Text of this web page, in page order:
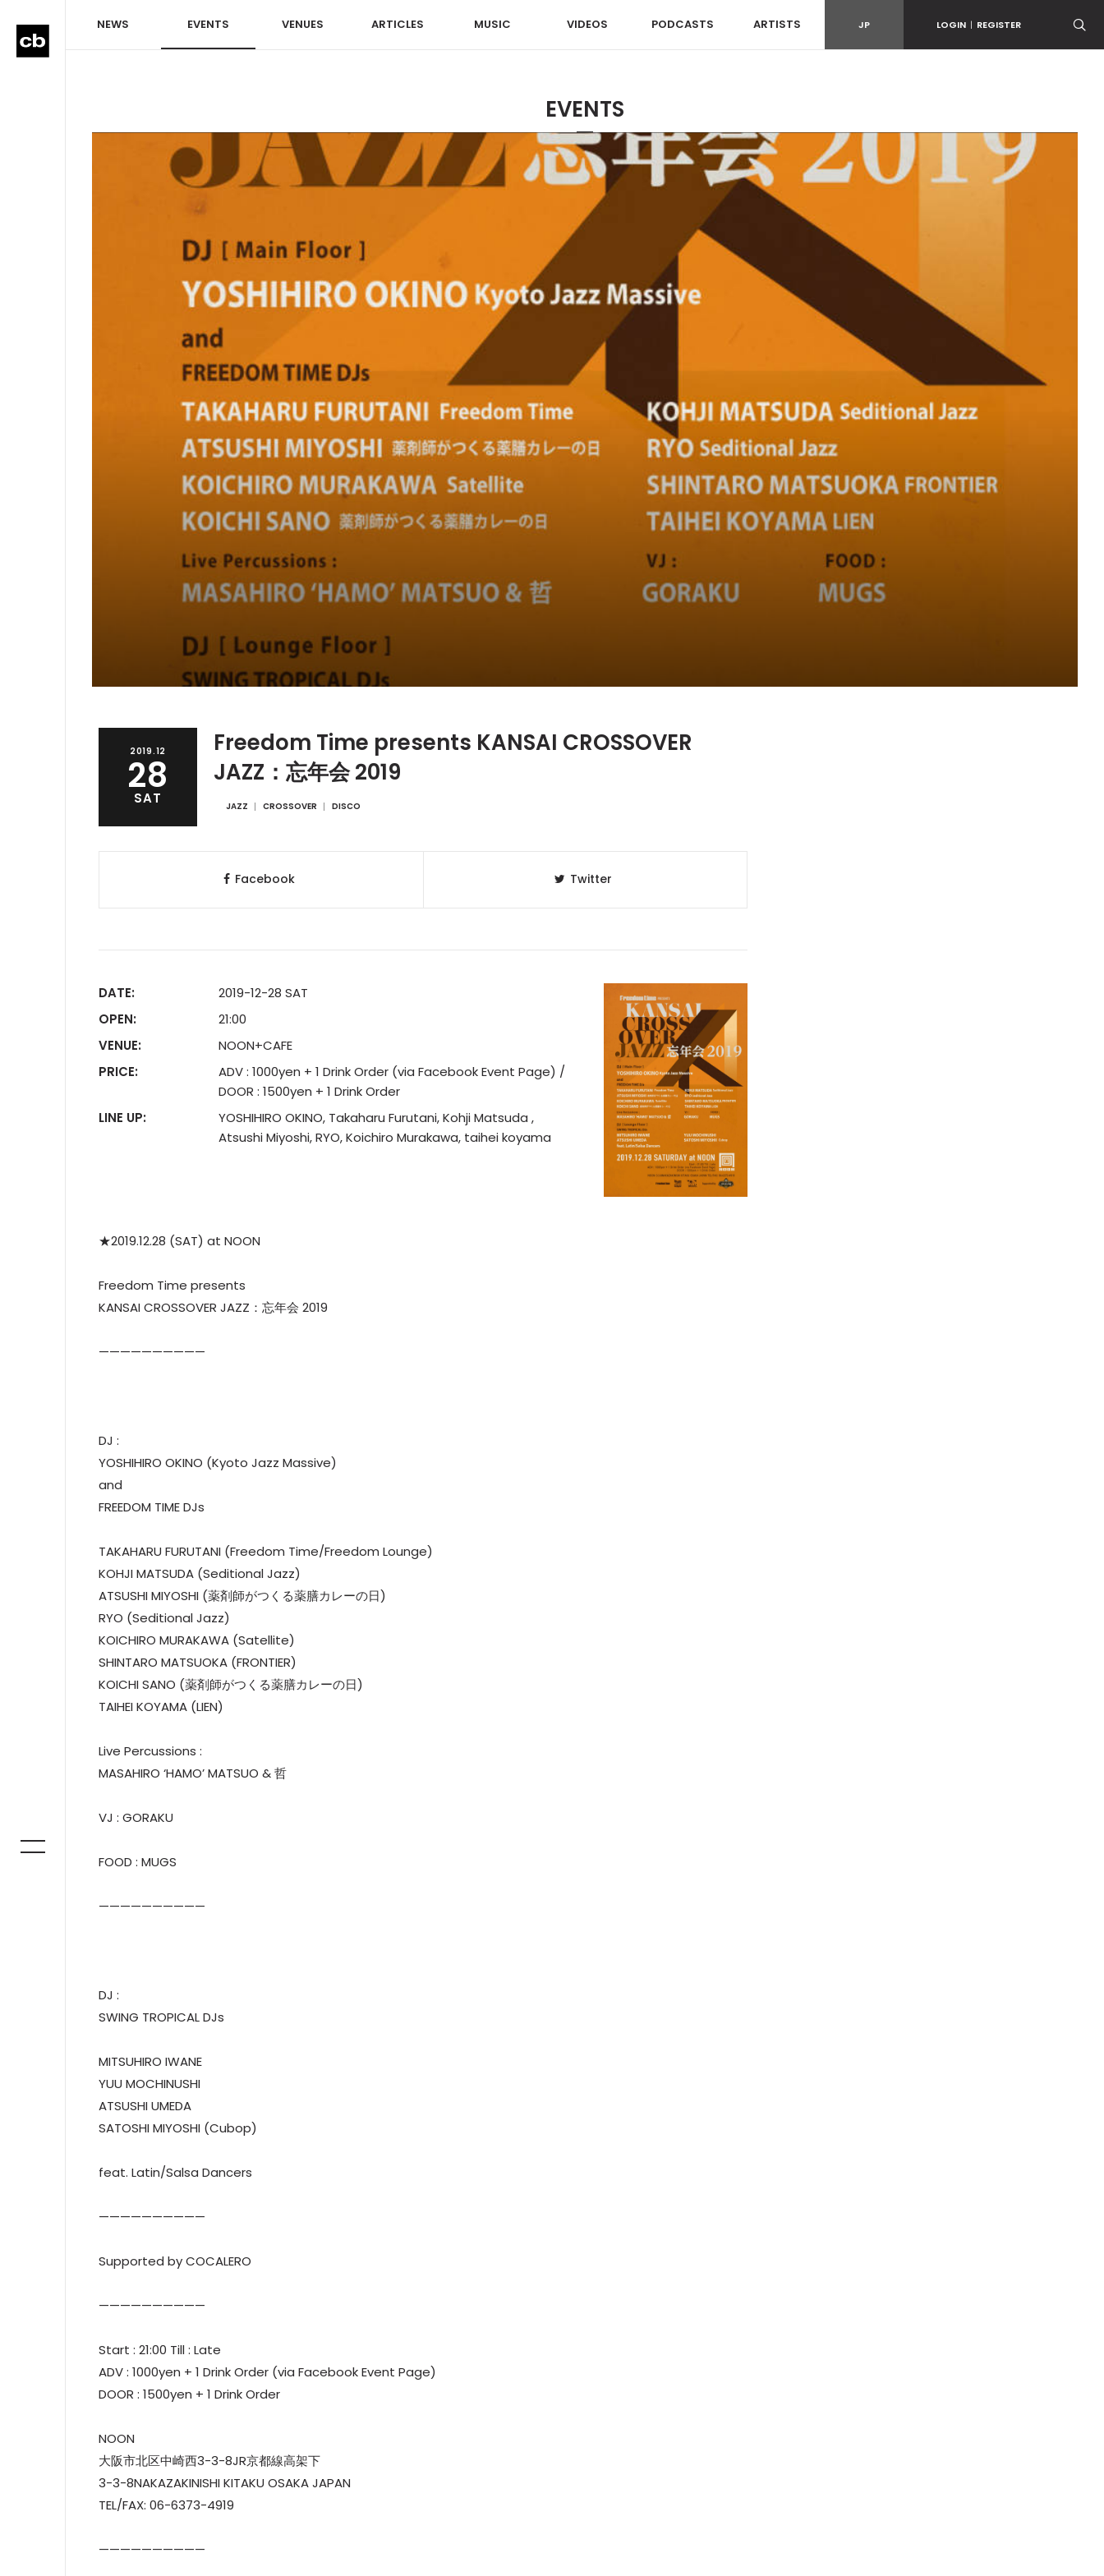
NEWS EVENTS VENUES ARTICLES MUSIC VIDEOS PODCASTS ARTISTS JP LOGIN | REGISTER
EVENTS
2019.12
28
SAT
Freedom Time presents KANSAI CROSSOVER
JAZZ：忘年会 2019
JAZZ CROSSOVER DISCO
Facebook Twitter
DATE:
2019-12-28 SAT
OPEN:
21:00
VENUE:
NOON+CAFE
PRICE:
ADV : 1000yen + 1 Drink Order (via Facebook Event Page) /
DOOR : 1500yen + 1 Drink Order
LINE UP:
YOSHIHIRO OKINO, Takaharu Furutani, Kohji Matsuda ,
Atsushi Miyoshi, RYO, Koichiro Murakawa, taihei koyama
★2019.12.28 (SAT) at NOON
Freedom Time presents
KANSAI CROSSOVER JAZZ：忘年会 2019
——————————
DJ :
YOSHIHIRO OKINO (Kyoto Jazz Massive)
and
FREEDOM TIME DJs
TAKAHARU FURUTANI (Freedom Time/Freedom Lounge)
KOHJI MATSUDA (Seditional Jazz)
ATSUSHI MIYOSHI (薬剤師がつくる薬膳カレーの日)
RYO (Seditional Jazz)
KOICHIRO MURAKAWA (Satellite)
SHINTARO MATSUOKA (FRONTIER)
KOICHI SANO (薬剤師がつくる薬膳カレーの日)
TAIHEI KOYAMA (LIEN)
Live Percussions :
MASAHIRO ‘HAMO’ MATSUO & 哲
VJ : GORAKU
FOOD : MUGS
——————————
DJ :
SWING TROPICAL DJs
MITSUHIRO IWANE
YUU MOCHINUSHI
ATSUSHI UMEDA
SATOSHI MIYOSHI (Cubop)
feat. Latin/Salsa Dancers
——————————
Supported by COCALERO
——————————
Start : 21:00 Till : Late
ADV : 1000yen + 1 Drink Order (via Facebook Event Page)
DOOR : 1500yen + 1 Drink Order
NOON
大阪市北区中崎西3-3-8JR京都線高架下
3-3-8NAKAZAKINISHI KITAKU OSAKA JAPAN
TEL/FAX: 06-6373-4919
——————————